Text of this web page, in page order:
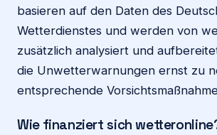
basieren auf den Daten des
Wetterdienstes und werden von
zusätzlich analysiert und
die Unwetterwarnungen ernst zu
entsprechende
Wie finanziert sich